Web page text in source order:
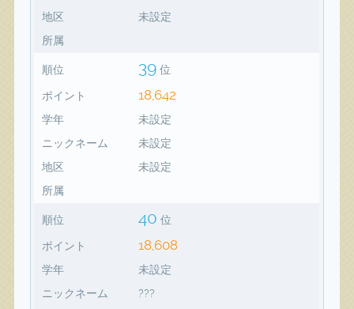
地区
未設定
所属
順位 39 位
ポイント 18,642
学年
未設定
ニックネーム
未設定
地区
未設定
所属
順位 40 位
ポイント 18,608
学年
未設定
ニックネーム
???